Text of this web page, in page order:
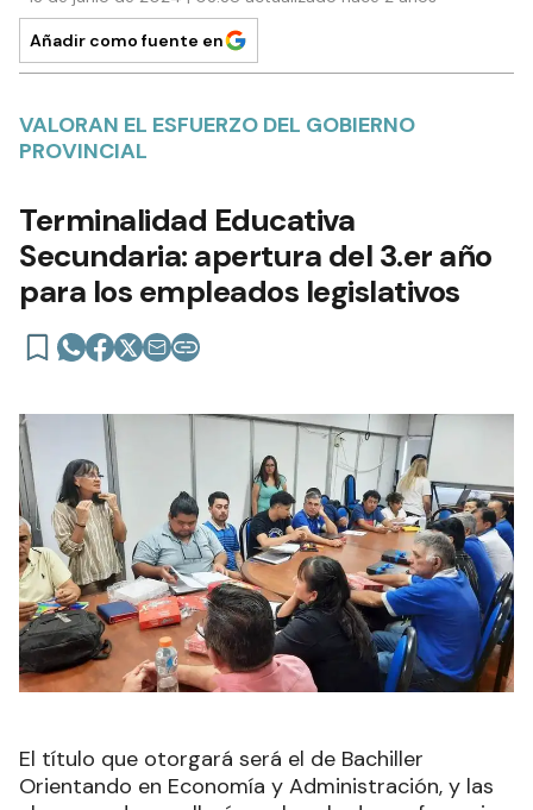
Añadir como fuente en
VALORAN EL ESFUERZO DEL GOBIERNO
PROVINCIAL
Terminalidad Educativa
Secundaria: apertura del 3.er año
para los empleados legislativos
El título que otorgará será el de Bachiller
Orientando en Economía y Administración, y las